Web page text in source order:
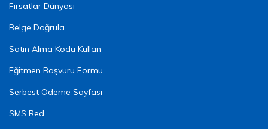
Fırsatlar Dünyası
Belge Doğrula
Satın Alma Kodu Kullan
Eğitmen Başvuru Formu
Serbest Ödeme Sayfası
SMS Red